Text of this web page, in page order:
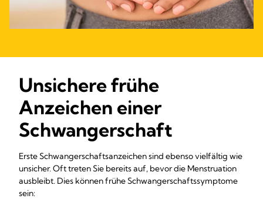
Unsichere frühe
Anzeichen einer
Schwangerschaft
Erste Schwangerschaftsanzeichen sind ebenso vielfältig wie
unsicher. Oft treten Sie bereits auf, bevor die Menstruation
ausbleibt. Dies können frühe Schwangerschaftssymptome
sein: